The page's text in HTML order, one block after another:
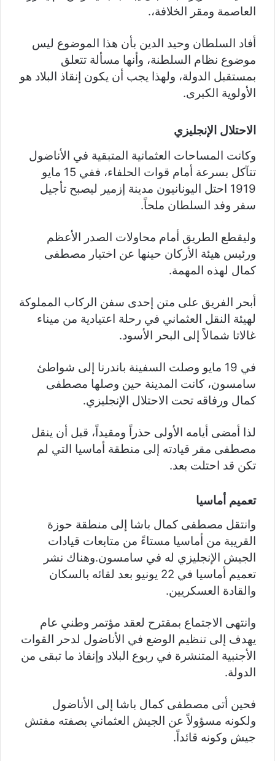
العاصمة ومقر الخلافة،.
أفاد السلطان وحيد الدين بأن هذا الموضوع ليس
موضوع نظام السلطنة، وأنها مسألة تتعلق
بمستقبل الدولة، ولهذا يجب أن يكون إنقاذ البلاد هو
الأولوية الكبرى.
الاحتلال الإنجليزي
وكانت المساحات العثمانية المتبقية في الأناضول
تتآكل بسرعة أمام قوات الحلفاء، ففي 15 مايو
1919 احتل اليونانيون مدينة إزمير ليصبح تأجيل
سفر وفد السلطان ملحاً.
وليقطع الطريق أمام محاولات الصدر الأعظم
ورئيس هيئة الأركان حينها عن اختيار مصطفى
كمال لهذه المهمة.
أبحر الفريق على متن إحدى سفن الركاب المملوكة
لهيئة النقل العثماني في رحلة اعتيادية من ميناء
غالاتا شمالاً إلى البحر الأسود.
في 19 مايو وصلت السفينة باندرنا إلى شواطئ
سامسون، كانت المدينة حين وصلها مصطفى
كمال ورفاقه تحت الاحتلال الإنجليزي.
لذا أمضى أيامه الأولى حذراً ومقيداً، قبل أن ينقل
مصطفى مقر قيادته إلى منطقة أماسيا التي لم
تكن قد احتلت بعد.
تعميم أماسيا
وانتقل مصطفى كمال باشا إلى منطقة حوزة
القريبة من أماسيا مستاءً من متابعات قيادات
الجيش الإنجليزي له في سامسون.وهناك نشر
تعميم أماسيا في 22 يونيو بعد لقائه بالسكان
والقادة العسكريين.
وانتهى الاجتماع بمقترح لعقد مؤتمر وطني عام
يهدف إلى تنظيم الوضع في الأناضول لدحر القوات
الأجنبية المتنشرة في ربوع البلاد وإنقاذ ما تبقى من
الدولة.
فحين أتى مصطفى كمال باشا إلى الأناضول
ولكونه مسؤولاً عن الجيش العثماني بصفته مفتش
جيش وكونه قائداً.